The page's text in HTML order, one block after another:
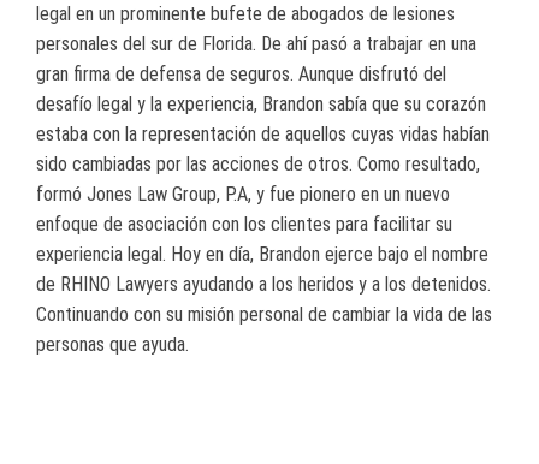
legal en un prominente bufete de abogados de lesiones
personales del sur de Florida. De ahí pasó a trabajar en una
gran firma de defensa de seguros. Aunque disfrutó del
desafío legal y la experiencia, Brandon sabía que su corazón
estaba con la representación de aquellos cuyas vidas habían
sido cambiadas por las acciones de otros. Como resultado,
formó Jones Law Group, P.A, y fue pionero en un nuevo
enfoque de asociación con los clientes para facilitar su
experiencia legal. Hoy en día, Brandon ejerce bajo el nombre
de RHINO Lawyers ayudando a los heridos y a los detenidos.
Continuando con su misión personal de cambiar la vida de las
personas que ayuda.